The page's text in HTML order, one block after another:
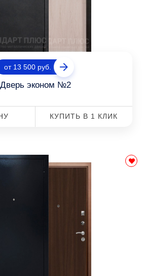
от 13 500 руб.
Дверь эконом №2
КУПИТЬ В 1 КЛИК